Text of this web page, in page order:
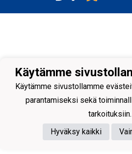
Käytämme
Käytämme sivustollamme
parantamiseksi sekä
tarkoituksiin.
Hyväksy kaikki